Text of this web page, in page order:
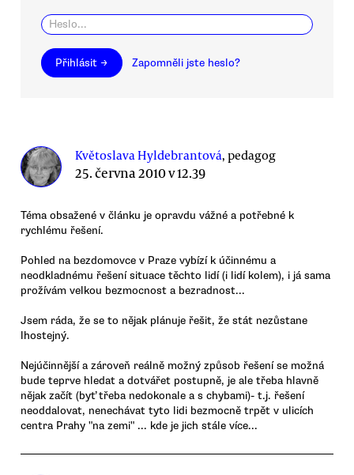
Přihlásit → Zapomněli jste heslo?
Květoslava Hyldebrantová, pedagog
25. června 2010 v 12.39
Téma obsažené v článku je opravdu vážné a potřebné k
rychlému řešení.
Pohled na bezdomovce v Praze vybízí k účinnému a
neodkladnému řešení situace těchto lidí (i lidí kolem), i já sama
prožívám velkou bezmocnost a bezradnost...
Jsem ráda, že se to nějak plánuje řešit, že stát nezůstane
lhostejný.
Nejúčinnější a zároveň reálně možný způsob řešení se možná
bude teprve hledat a dotvářet postupně, je ale třeba hlavně
nějak začít (byť třeba nedokonale a s chybami)- t.j. řešení
neoddalovat, nenechávat tyto lidi bezmocně trpět v ulicích
centra Prahy "na zemi" ... kde je jich stále více...